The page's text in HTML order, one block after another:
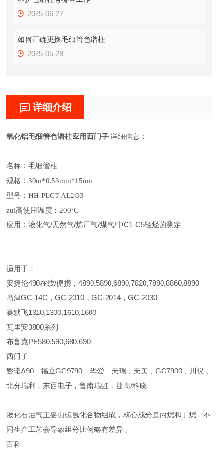
2025-06-27
如何正确更换毛细管色谱柱
2025-05-28
详细介绍
氧化铝毛细管色谱柱应用西门子 详细信息：
名称：毛细管柱
规格：30m*0.53mm*15um
型号：HH-PLOT AL2O3
zui高使用温度： 200°C
应用：液化气/天然气/炼厂气/煤气/中C1-C5轻烃的测定
适用于：
安捷伦490在线/便携，4890,5890,6890,7820,7890,8860,8890
岛津GC-14C，GC-2010，GC-2014，GC-2030
赛默飞1310,1300,1610,1600
瓦里安3800系列
布鲁克PE580,590,680,690
西门子
磐诺A90，福立GC9790，华爱，天瑞，天美，GC7900，川仪，
北分瑞利，东西电子，鲁南瑞虹，捷岛/科晓
液化石油气主要由碳氢化合物组成‌，核心成分是丙烷和丁烷，不
同生产工艺会导致组分比例略有差异 。
百科